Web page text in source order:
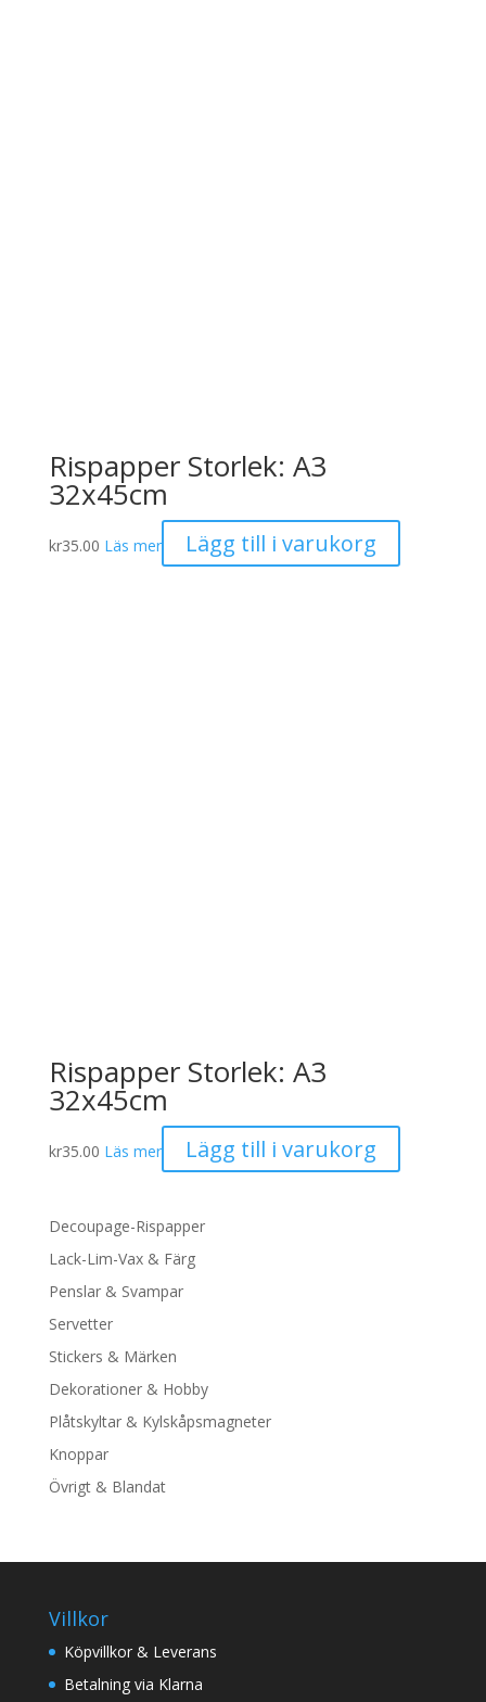
Rispapper Storlek: A3
32x45cm
kr35.00 Läs mer Lägg till i varukorg
Rispapper Storlek: A3
32x45cm
kr35.00 Läs mer Lägg till i varukorg
Decoupage-Rispapper
Lack-Lim-Vax & Färg
Penslar & Svampar
Servetter
Stickers & Märken
Dekorationer & Hobby
Plåtskyltar & Kylskåpsmagneter
Knoppar
Övrigt & Blandat
Villkor
Köpvillkor & Leverans
Betalning via Klarna